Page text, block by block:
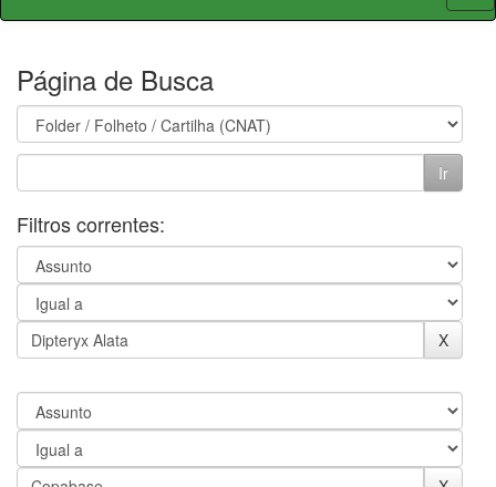
Página de Busca
Filtros correntes: